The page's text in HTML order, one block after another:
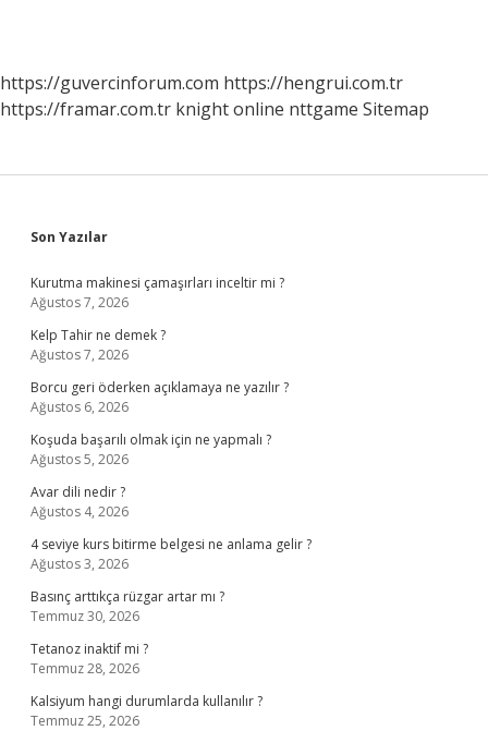
https://guvercinforum.com https://hengrui.com.tr
https://framar.com.tr knight online nttgame Sitemap
Sidebar
Son Yazılar
Kurutma makinesi çamaşırları inceltir mi ?
Ağustos 7, 2026
Kelp Tahir ne demek ?
Ağustos 7, 2026
Borcu geri öderken açıklamaya ne yazılır ?
Ağustos 6, 2026
Koşuda başarılı olmak için ne yapmalı ?
Ağustos 5, 2026
Avar dili nedir ?
Ağustos 4, 2026
4 seviye kurs bitirme belgesi ne anlama gelir ?
Ağustos 3, 2026
Basınç arttıkça rüzgar artar mı ?
Temmuz 30, 2026
Tetanoz inaktif mi ?
Temmuz 28, 2026
Kalsiyum hangi durumlarda kullanılır ?
Temmuz 25, 2026